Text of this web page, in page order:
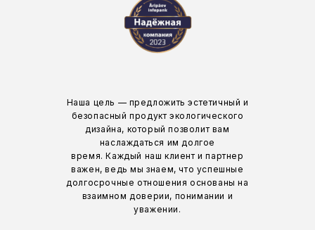
Наша цель — предложить эстетичный и
безопасный продукт экологического
дизайна, который позволит вам
наслаждаться им долгое
время. Каждый наш клиент и партнер
важен, ведь мы знаем, что успешные
долгосрочные отношения основаны на
взаимном доверии, понимании и
уважении.